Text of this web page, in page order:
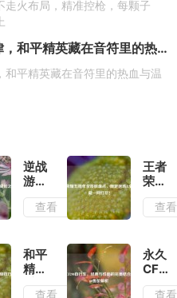
走火布局，精准控枪，每颗子
枪声里的旋律，和平精英藏在音符里的热血与温柔
和平精英藏在音符里的热血与温
逆战
游乐
园，
虚拟
快乐
成长
之旅
查看
王者
荣耀
五周
年全
点，
限定
查看
和平
精英
手册
查看
永久
自行
查看